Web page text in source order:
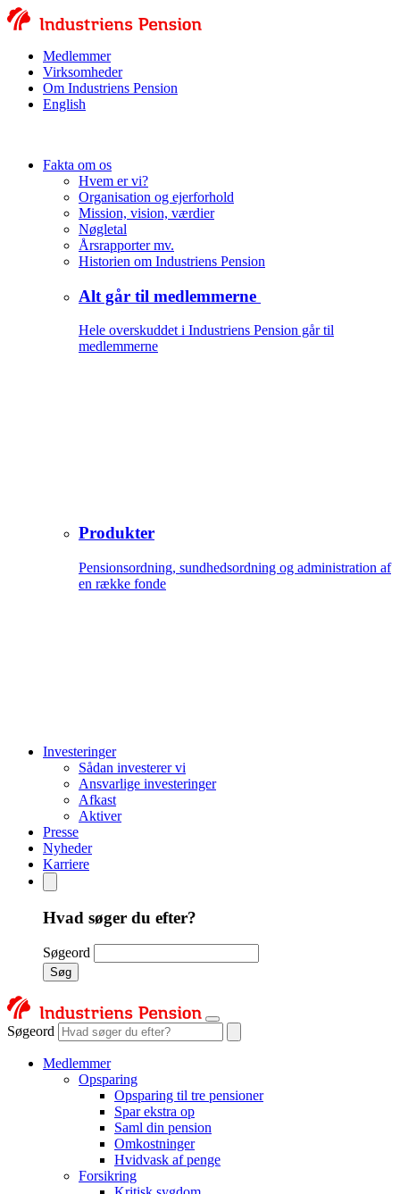
Medlemmer
Virksomheder
Om Industriens Pension
English
Fakta om os
Hvem er vi?
Organisation og ejerforhold
Mission, vision, værdier
Nøgletal
Årsrapporter mv.
Historien om Industriens Pension
Alt går til medlemmerne
Hele overskuddet i Industriens Pension går til
medlemmerne
Produkter
Pensionsordning, sundhedsordning og administration af
en række fonde
Investeringer
Sådan investerer vi
Ansvarlige investeringer
Afkast
Aktiver
Presse
Nyheder
Karriere
Hvad søger du efter?
Søgeord
Søg
Søgeord
Medlemmer
Opsparing
Opsparing til tre pensioner
Spar ekstra op
Saml din pension
Omkostninger
Hvidvask af penge
Forsikring